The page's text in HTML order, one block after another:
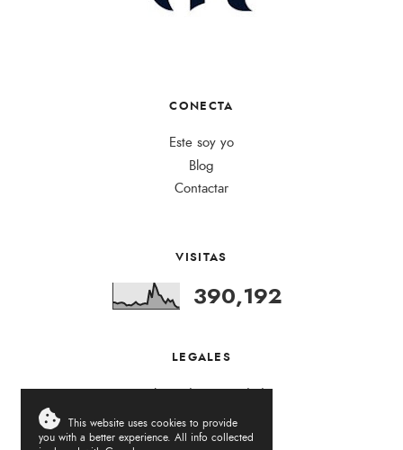
CONECTA
Este soy yo
Blog
Contactar
VISITAS
390,192
LEGALES
Política de Privacidad
This website uses cookies to provide
you with a better experience. All info collected